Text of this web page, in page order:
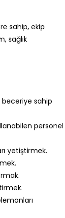
sahip, ekip
sağlık
sahip
personel
yetiştirmek.